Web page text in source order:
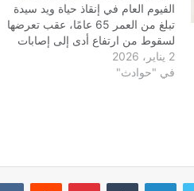
الفيوم العام في إنقاذ حياة ويد سيدة
تبلغ من العمر 65 عامًا، عقب تعرضها
لسقوط من ارتفاع أدى إلى إصابات
بالغة كادت أن تفقدها يدها إلى الأبد.
إصابات معقدة وخطر فقدان اليد وصلت
2 يناير، 2026
في "حوادث"
لينكدإن بينتيريست